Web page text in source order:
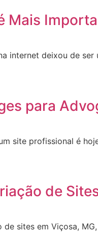
Mais
internet deixou de
para
site profissional é
de
sites em Viçosa,